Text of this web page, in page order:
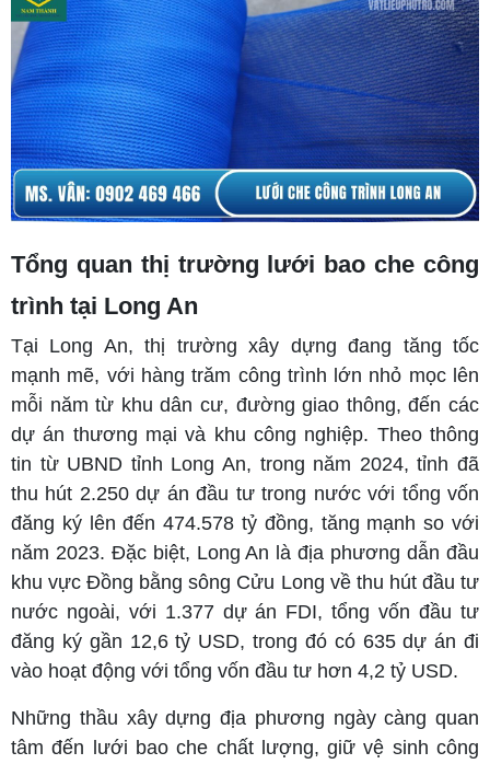
Tổng quan thị trường lưới bao che công
trình tại Long An
Tại Long An, thị trường xây dựng đang tăng tốc
mạnh mẽ, với hàng trăm công trình lớn nhỏ mọc lên
mỗi năm từ khu dân cư, đường giao thông, đến các
dự án thương mại và khu công nghiệp. Theo thông
tin từ UBND tỉnh Long An, trong năm 2024, tỉnh đã
thu hút 2.250 dự án đầu tư trong nước với tổng vốn
đăng ký lên đến 474.578 tỷ đồng, tăng mạnh so với
năm 2023. Đặc biệt, Long An là địa phương dẫn đầu
khu vực Đồng bằng sông Cửu Long về thu hút đầu tư
nước ngoài, với 1.377 dự án FDI, tổng vốn đầu tư
đăng ký gần 12,6 tỷ USD, trong đó có 635 dự án đi
vào hoạt động với tổng vốn đầu tư hơn 4,2 tỷ USD.
Những thầu xây dựng địa phương ngày càng quan
tâm đến lưới bao che chất lượng, giữ vệ sinh công